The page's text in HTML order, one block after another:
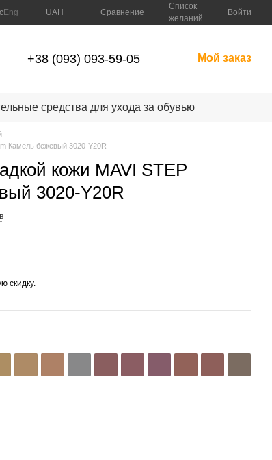
Eng UAH Сравнение
Список
желаний
Войти
+38 (093) 093-59-05 Мой заказ
средства для ухода за обувью
Камель бежевый 3020-Y20R
кожи MAVI STEP
3020-Y20R
скидку.